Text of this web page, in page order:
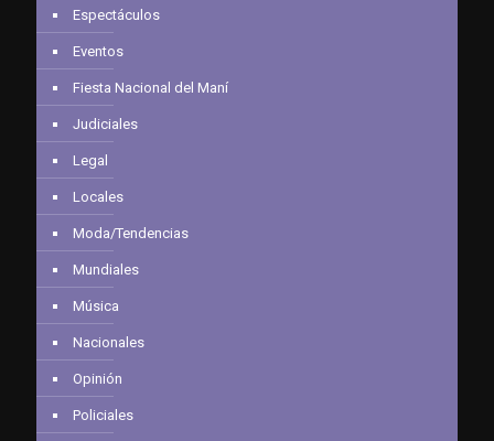
Espectáculos
Eventos
Fiesta Nacional del Maní
Judiciales
Legal
Locales
Moda/Tendencias
Mundiales
Música
Nacionales
Opinión
Policiales